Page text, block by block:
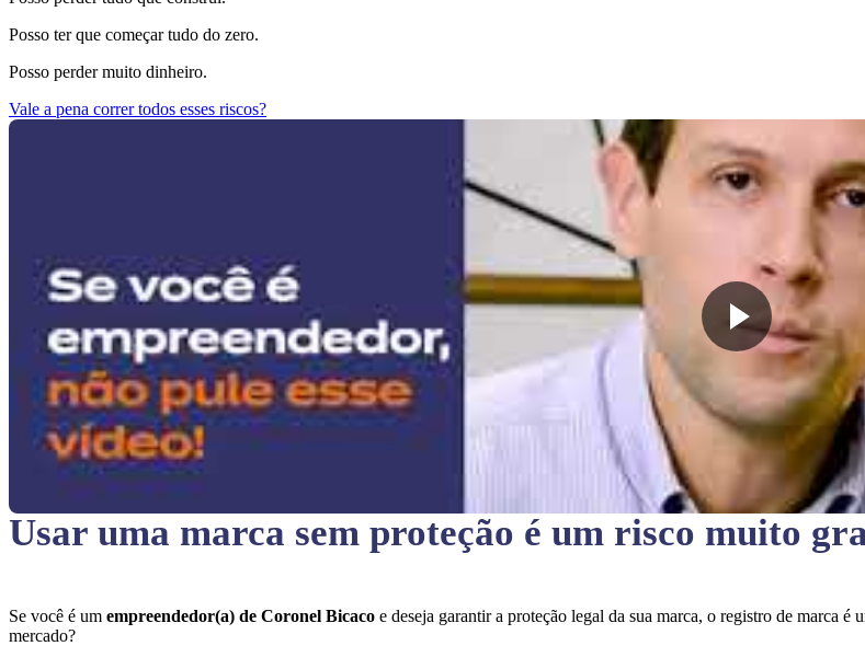
Posso ter que começar tudo do zero.
Posso perder muito dinheiro.
Vale a pena correr todos esses riscos?
Usar uma marca sem proteção é um risco muito
Se você é um empreendedor(a) de Coronel Bicaco e deseja garantir a proteção legal da sua marca, o registro de marca
mercado?